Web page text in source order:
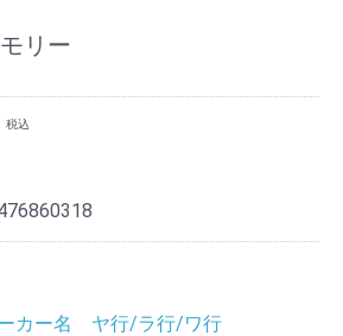
リー
税込
カー名 ヤ行/ラ行/ワ行